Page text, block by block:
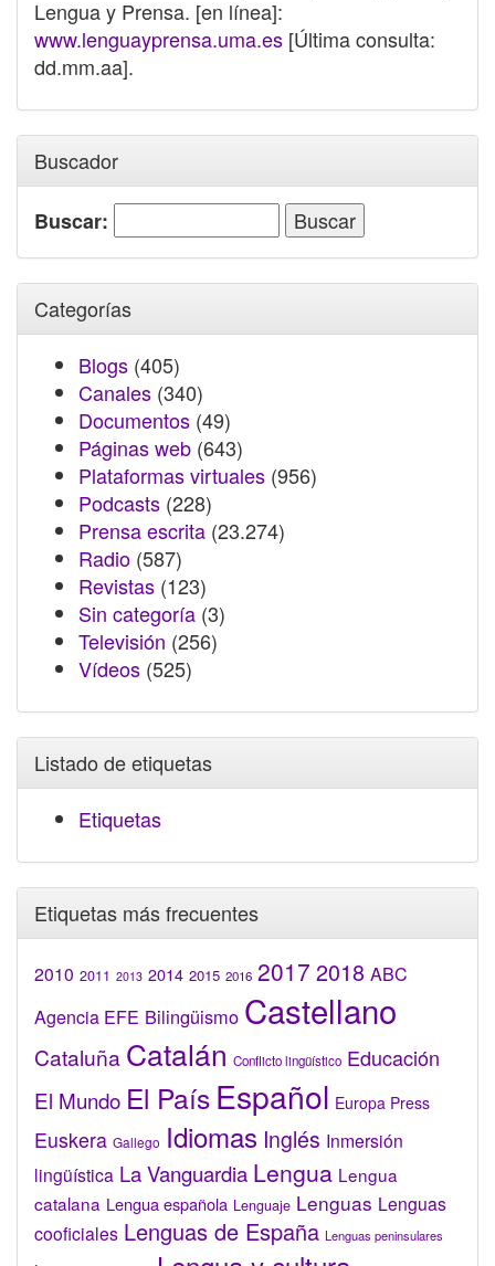
Lengua y Prensa. [en línea]:
www.lenguayprensa.uma.es [Última consulta:
dd.mm.aa].
Buscador
Buscar:
Categorías
Blogs (405)
Canales (340)
Documentos (49)
Páginas web (643)
Plataformas virtuales (956)
Podcasts (228)
Prensa escrita (23.274)
Radio (587)
Revistas (123)
Sin categoría (3)
Televisión (256)
Vídeos (525)
Listado de etiquetas
Etiquetas
Etiquetas más frecuentes
2010 2011 2013 2014 2015 2016 2017 2018 ABC
Agencia EFE Bilingüismo Castellano
Cataluña Catalán Conflicto lingüístico Educación
El Mundo El País Español Europa Press
Euskera Gallego Idiomas Inglés Inmersión
lingüística La Vanguardia Lengua Lengua
catalana Lengua española Lenguaje Lenguas Lenguas
cooficiales Lenguas de España Lenguas peninsulares